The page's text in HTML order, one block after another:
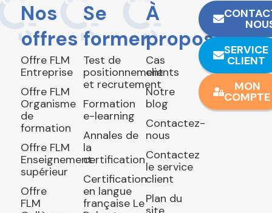
Nos
offres
Offre FLM
Entreprise
Offre FLM
Organisme
de
formation
Offre FLM
Enseignement
supérieur
Offre
FLM
Se
former
Test de
positionnement
et recrutement
Formation
e-learning
Annales de
la
certification
Certification
en langue
française Le
À
propos
Cas
clients
Notre
blog
Contactez-
nous
Contactez
le service
client
Plan du
SERVICE
CLIENT
MON
COMPTE